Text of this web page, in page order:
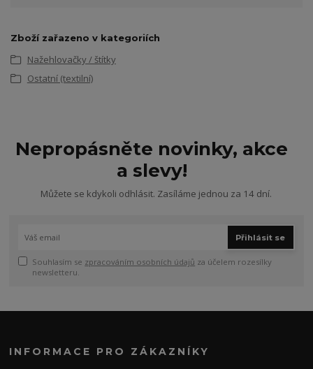
Zboží zařazeno v kategoriích
Nažehlovačky / štítky
Ostatní (textilní)
Nepropásněte novinky, akce
a slevy!
Můžete se kdykoli odhlásit. Zasíláme jednou za 14 dní.
Přihlásit se
Souhlasím se zpracováním osobních údajů za účelem rozesílky
newsletteru.
INFORMACE PRO ZÁKAZNÍKY